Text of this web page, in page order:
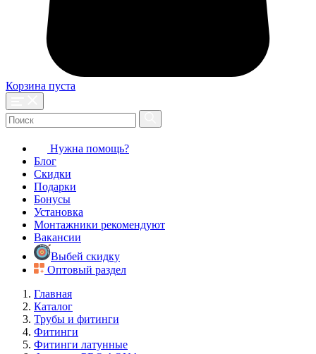
Корзина пуста
Нужна помощь?
Блог
Скидки
Подарки
Бонусы
Установка
Монтажники рекомендуют
Вакансии
Выбей скидку
Оптовый раздел
Главная
Каталог
Трубы и фитинги
Фитинги
Фитинги латунные